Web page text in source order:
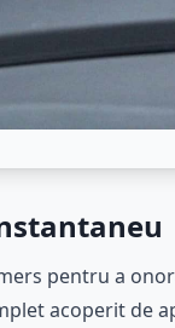
pentru a
acoperit de